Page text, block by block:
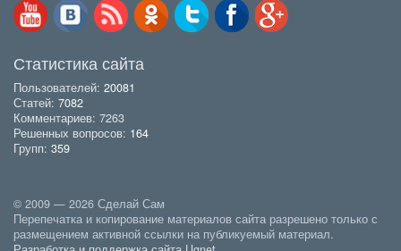
Статистика сайта
Пользователей: 20081
Статей: 7082
Комментариев: 7263
Решенных вопросов: 164
Групп: 359
© 2009 — 2026 Сделай Сам
Перепечатка и копирование материалов сайта разрешено только с
размещением активной ссылки на публикуемый материал.